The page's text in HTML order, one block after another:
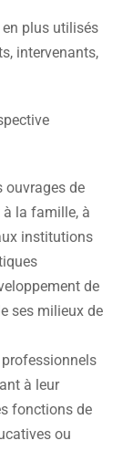
plus utilisés
intervenants,
ouvrages de
à la famille, à
institutions
de
ses milieux de
à leur
fonctions de
ou